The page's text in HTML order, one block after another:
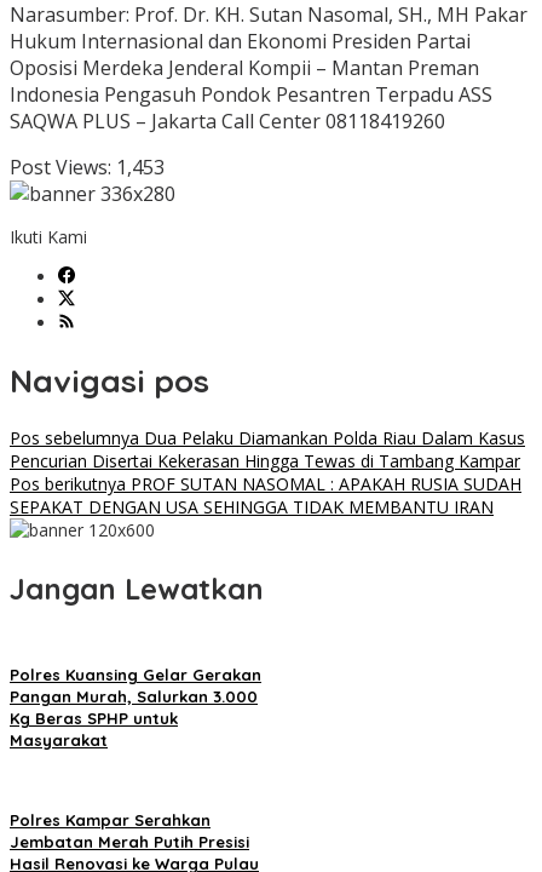
Narasumber: Prof. Dr. KH. Sutan Nasomal, SH., MH Pakar
Hukum Internasional dan Ekonomi Presiden Partai
Oposisi Merdeka Jenderal Kompii – Mantan Preman
Indonesia Pengasuh Pondok Pesantren Terpadu ASS
SAQWA PLUS – Jakarta Call Center 08118419260
Post Views: 1,453
Ikuti Kami
Navigasi pos
Pos sebelumnya Dua Pelaku Diamankan Polda Riau Dalam Kasus
Pencurian Disertai Kekerasan Hingga Tewas di Tambang Kampar
Pos berikutnya PROF SUTAN NASOMAL : APAKAH RUSIA SUDAH
SEPAKAT DENGAN USA SEHINGGA TIDAK MEMBANTU IRAN
Jangan Lewatkan
Polres Kuansing Gelar Gerakan
Pangan Murah, Salurkan 3.000
Kg Beras SPHP untuk
Masyarakat
Polres Kampar Serahkan
Jembatan Merah Putih Presisi
Hasil Renovasi ke Warga Pulau